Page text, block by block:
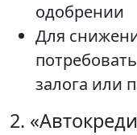
одобрении
Для
залога или
2.